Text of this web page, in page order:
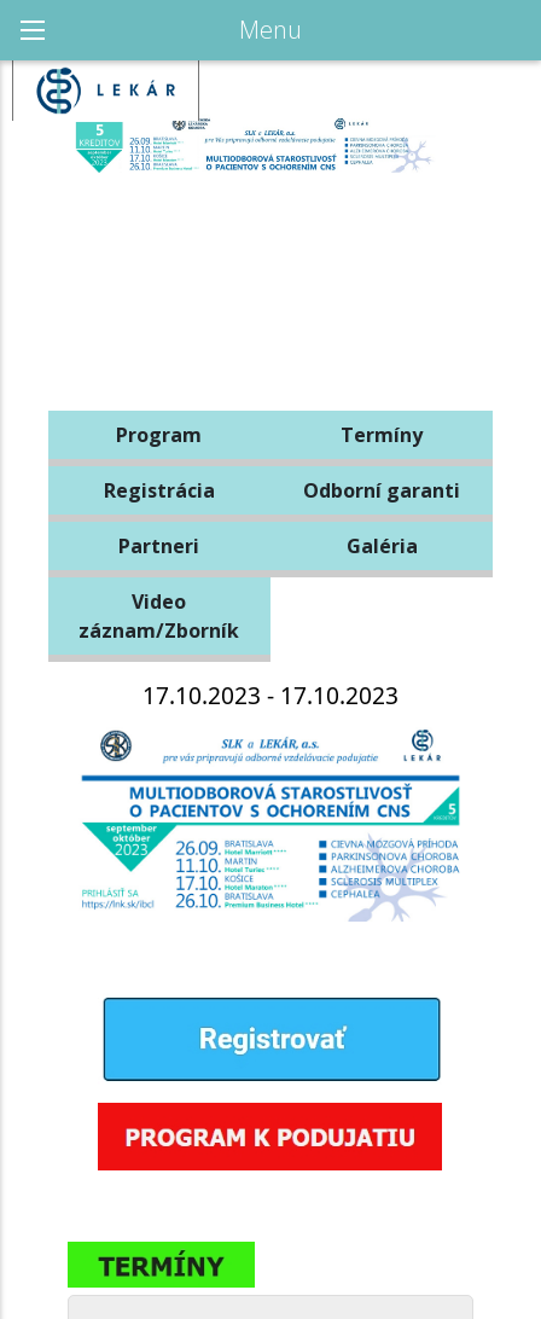
Menu
Program Termíny
Registrácia Odborní garanti
Partneri Galéria
Video
záznam/Zborník
17.10.2023 - 17.10.2023